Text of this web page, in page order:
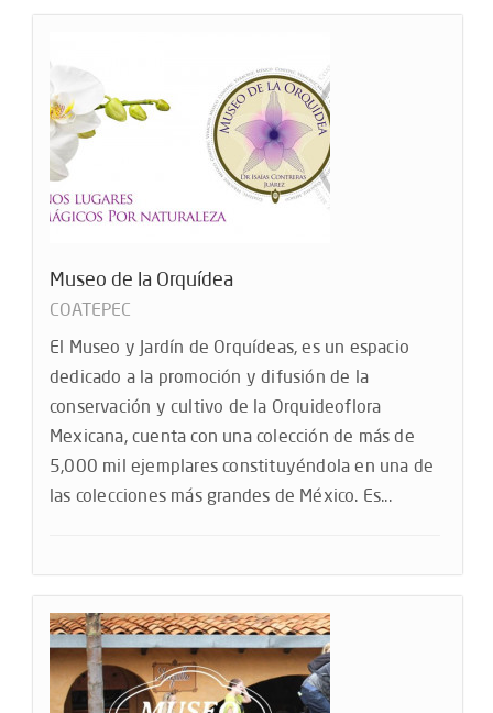
Museo de la Orquídea
COATEPEC
El Museo y Jardín de Orquídeas, es un espacio
dedicado a la promoción y difusión de la
conservación y cultivo de la Orquideoflora
Mexicana, cuenta con una colección de más de
5,000 mil ejemplares constituyéndola en una de
las colecciones más grandes de México. Es...